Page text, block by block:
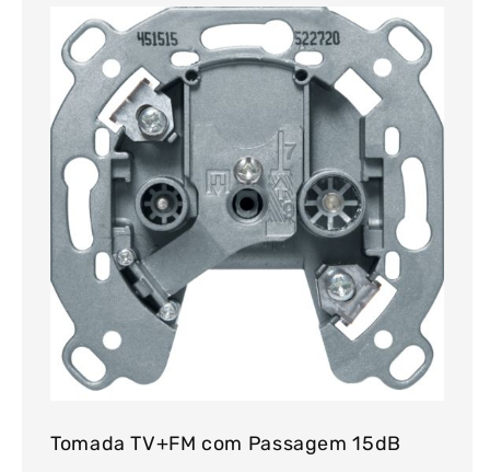
Tomada TV+FM com Passagem 15dB